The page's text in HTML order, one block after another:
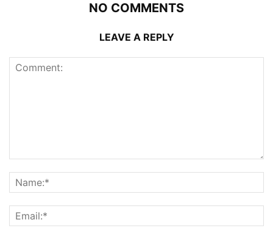
NO COMMENTS
LEAVE A REPLY